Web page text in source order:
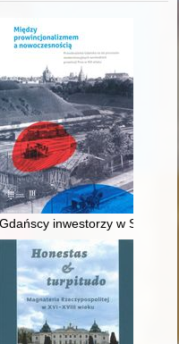
Ślązaka
Gdańscy inwestorzy w